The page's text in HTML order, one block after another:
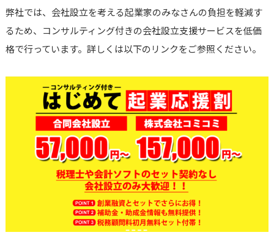
弊社では、会社設立を考える起業家のみなさんの負担を軽減す
るため、コンサルティング付きの会社設立支援サービスを低価
格で行っています。詳しくは以下のリンクをご参照ください。